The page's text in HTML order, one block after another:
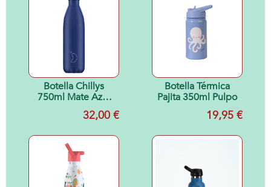
Botella Chillys
750ml Mate Azul
32,00 €
Botella Térmica
Pajita 350ml Pulpo
19,95 €